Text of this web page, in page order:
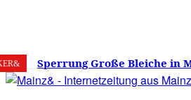
8. August 2026 28.3 Mainz
Sperrung Große Bleiche in
verwirrt, Mainzer stinksauer